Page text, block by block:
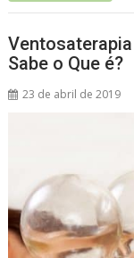
Sabe o Que é?
23 de abril de 2019